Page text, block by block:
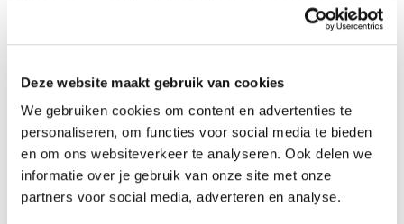
Deze website maakt gebruik van cookies
We gebruiken cookies om content en advertenties te
personaliseren, om functies voor social media te bieden
en om ons websiteverkeer te analyseren. Ook delen we
informatie over je gebruik van onze site met onze
partners voor social media, adverteren en analyse.
olie af met een
katoenen doek .
4. Laat de vloer tenminste 24 uur drogen voordat het in gebruik
wordt genomen. De vloer niet betreden tijdens de
uithardingstijd. Mocht het gaan regenen voordat de olie is
uitgehard, dan kan het noodzakelijk zijn om opnieuw een dun
laagje olie aan te brengen.